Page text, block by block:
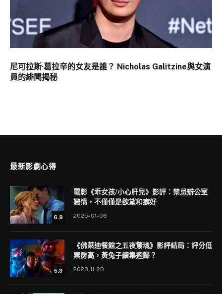
尼可拉斯·葛拉辛的女友是誰？ Nicholas Galitzine與女演
員的緋聞揭秘
最新影劇心得
6.9
電影《乖女孩/小心肝兒》影評：禁忌辦公室
戀情，不僅僅是欲望和癖好
2025-01-06
5.3
《佛萊迪餐館之五夜驚魂》影評結局：評分低
票房高，黃兔子續集迴歸？
2023-11-20